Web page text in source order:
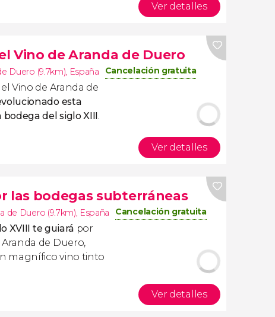
Ver detalles
Vino de Aranda de Duero
Duero (9.7km), España Cancelación gratuita
Vino de Aranda de
esta
del siglo XIII.
Ver detalles
las bodegas subterráneas
de Duero (9.7km), España Cancelación gratuita
XVIII te guiará por
de Duero,
magnífico vino tinto
Ver detalles